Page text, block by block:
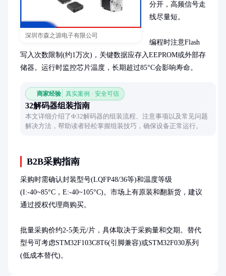
深圳市森之源电子有限公司
分开，高频信号走
线尽量短。
编程时注意Flash
写入次数限制(约1万次)，关键数据应存入EEPROM或外部存
储器。运行时监控芯片温度，长期超过85°C会影响寿命。
商家经验 真实案例 · 安全可信
32解码器组装指南
本文详细介绍了Φ32解码器的组装流程、注意事项以及常见问题
解决方法，帮助读者轻松掌握组装技巧，确保设备正常运行。
B2B采购指南
采购时需确认封装型号(LQFP48/36等)和温度等级
(I:-40~85°C，E:-40~105°C)。市场上有原装和翻新货，建议
通过授权代理商购买。
批量采购价约2-5美元/片，具体取决于采购量和交期。替代
型号可考虑STM32F103C8T6(引脚兼容)或STM32F030系列
(低成本替代)。